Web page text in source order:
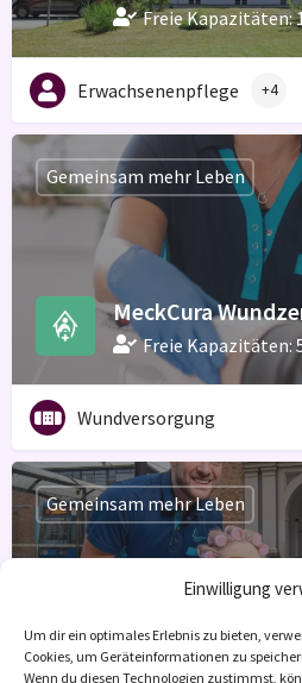
Einwilligung
Um dir ein optimales Erlebnis zu bieten,
Cookies, um Geräteinformationen zu
Wenn du diesen Technologien zustimmst,
Freie Kapazitäten:
Erwachsenenpflege +4
MeckCura
Freie Kapazitäten:
Gemeinsam mehr Leben
Wundversorgung
MeckCura
Freie Kapazitäten:
Gemeinsam mehr Leben